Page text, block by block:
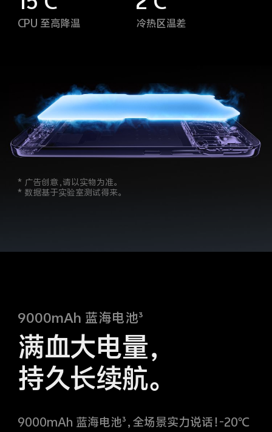
CPU 至高降温 冷热区温差
* 数据基于实验室测试得来。
满血大电量，
持久长续航。
极端低温下可正常工作¹¹。更有微电精灵加持，